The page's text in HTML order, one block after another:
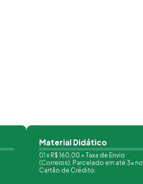
Material Didático
01 x R$ 160,00 + Taxa de Envio
(Correios). Parcelado em até 3x no
Cartão de Crédito.